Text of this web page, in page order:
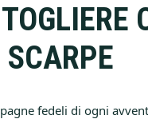
fedeli di ogni